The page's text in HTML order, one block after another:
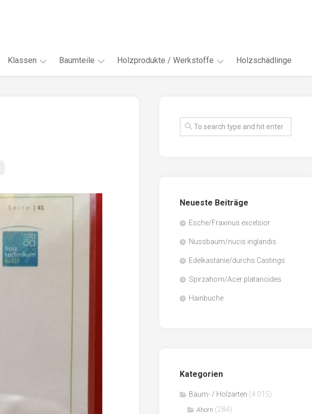
Klassen
18AH
18BH
19AF
19AH
19BH
Baumteile
Habitus
Holzprodukte / Werkstoffe
Faserwerkstoffe
Sägenebenprodukte
Holzschädlinge
Neueste Beiträge
Esche/Fraxinus excelsior
Nussbaum/nucis inglandis
Edelkastanie/durchs Castings
Spirzahorn/Acer platanoides
Hainbuche
Kategorien
Bäum- / Holzarten (4.015)
Ahorn (284)